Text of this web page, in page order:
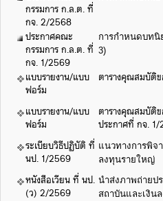
กรรมการ ก.ล.ต. ที่
กจ. 2/2568
ประกาศคณะ
กรรมการ ก.ล.ต. ที่
กจ. 1/2569
การกำหนดบท
3)
แบบรายงาน/แบบ
ฟอร์ม
ตารางคุณสมบัติ
แบบรายงาน/แบบ
ฟอร์ม
ตารางคุณสมบัติ
ประกาศที่ กจ.
ระเบียบวิธีปฏิบัติ ที่
นป. 1/2569
แนวทางการพิจ
ลงทุนรายใหญ่
หนังสือเวียน ที่ นป.
(ว) 2/2569
นำส่งภาพถ่ายป
สถาบันและเงิน